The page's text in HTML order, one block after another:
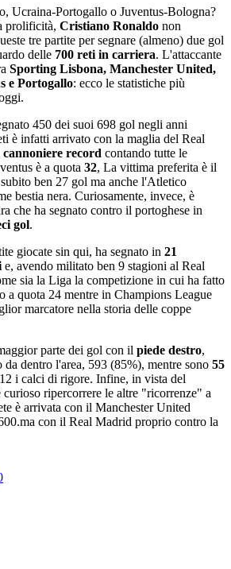
Ucraina-Portogallo o Juventus-Bologna?
prolificità, Cristiano Ronaldo non
tre partite per segnare (almeno) due gol
delle 700 reti in carriera. L'attaccante
Sporting Lisbona, Manchester United,
e Portogallo: ecco le statistiche più
450 dei suoi 698 gol negli anni
è infatti arrivato con la maglia del Real
cannoniere record contando tutte le
è a quota 32, La vittima preferita è il
ben 27 gol ma anche l'Atletico
bestia nera. Curiosamente, invece, è
che ha segnato contro il portoghese in
gol.
giocate sin qui, ha segnato in 21
e, avendo militato ben 9 stagioni al Real
sia la Liga la competizione in cui ha fatto
a quota 24 mentre in Champions League
marcatore nella storia delle coppe
parte dei gol con il piede destro,
dentro l'area, 593 (85%), mentre sono 55
i calci di rigore. Infine, in vista del
ripercorrere le altre "ricorrenze" a
è arrivata con il Manchester United
con il Real Madrid proprio contro la